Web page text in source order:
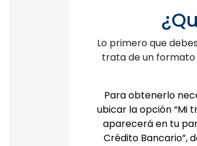
Lo primero que
trata de un formato
Para obtenerlo
ubicar la opción “Mi
aparecerá en tu
Crédito Bancario”,